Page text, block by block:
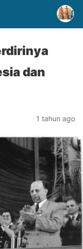
dan
1 tahun ago